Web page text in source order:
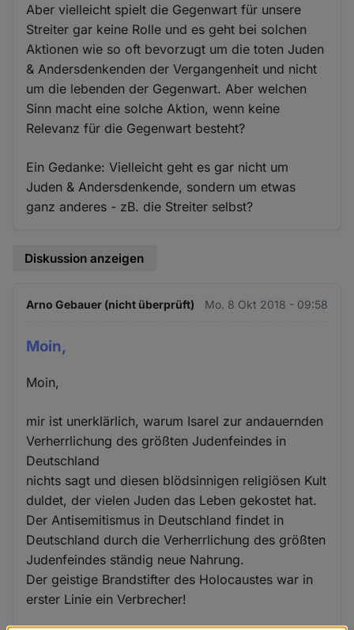
Aber vielleicht spielt die Gegenwart für unsere
Streiter gar keine Rolle und es geht bei solchen
Aktionen wie so oft bevorzugt um die toten Juden
& Andersdenkenden der Vergangenheit und nicht
um die lebenden der Gegenwart. Aber welchen
Sinn macht eine solche Aktion, wenn keine
Relevanz für die Gegenwart besteht?
Ein Gedanke: Vielleicht geht es gar nicht um
Juden & Andersdenkende, sondern um etwas
ganz anderes - zB. die Streiter selbst?
Diskussion anzeigen
Arno Gebauer (nicht überprüft) Mo. 8 Okt 2018 - 09:58
Moin,
Moin,
mir ist unerklärlich, warum Isarel zur andauernden
Verherrlichung des größten Judenfeindes in
Deutschland
nichts sagt und diesen blödsinnigen religiösen Kult
duldet, der vielen Juden das Leben gekostet hat.
Der Antisemitismus in Deutschland findet in
Deutschland durch die Verherrlichung des größten
Judenfeindes ständig neue Nahrung.
Der geistige Brandstifter des Holocaustes war in
erster Linie ein Verbrecher!